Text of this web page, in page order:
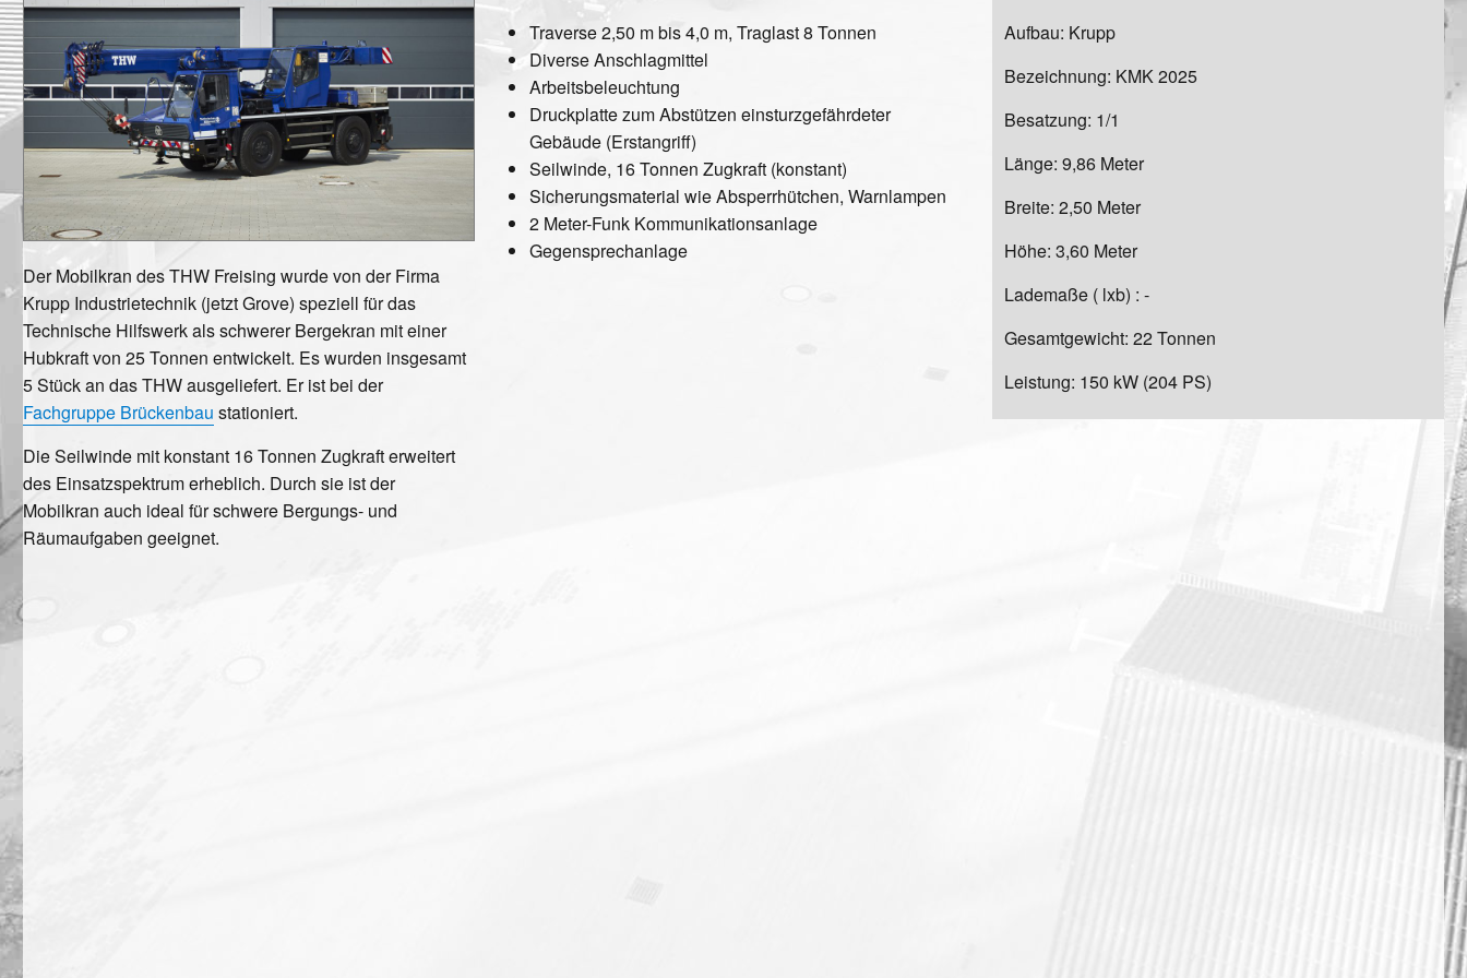
Der Mobilkran des THW Freising wurde von der Firma
Krupp Industrietechnik (jetzt Grove) speziell für das
Technische Hilfswerk als schwerer Bergekran mit einer
Hubkraft von 25 Tonnen entwickelt. Es wurden insgesamt
5 Stück an das THW ausgeliefert. Er ist bei der
Fachgruppe Brückenbau stationiert.
Die Seilwinde mit konstant 16 Tonnen Zugkraft erweitert
des Einsatzspektrum erheblich. Durch sie ist der
Mobilkran auch ideal für schwere Bergungs- und
Räumaufgaben geeignet.
Traverse 2,50 m bis 4,0 m, Traglast 8 Tonnen
Diverse Anschlagmittel
Arbeitsbeleuchtung
Druckplatte zum Abstützen einsturzgefährdeter
Gebäude (Erstangriff)
Seilwinde, 16 Tonnen Zugkraft (konstant)
Sicherungsmaterial wie Absperrhütchen, Warnlampen
2 Meter-Funk Kommunikationsanlage
Gegensprechanlage
Aufbau: Krupp
Bezeichnung: KMK 2025
Besatzung: 1/1
Länge: 9,86 Meter
Breite: 2,50 Meter
Höhe: 3,60 Meter
Lademaße ( lxb) : -
Gesamtgewicht: 22 Tonnen
Leistung: 150 kW (204 PS)